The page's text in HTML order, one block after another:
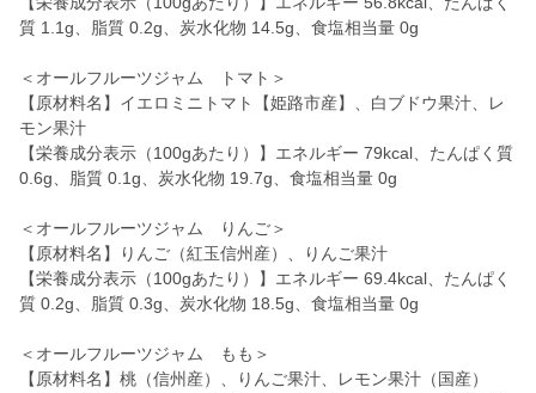
質 1.1g、脂質 0.2g、炭水化物 14.5g、食塩相当量 0g
＜オールフルーツジャム トマト＞
【原材料名】イエロミニトマト【姫路市産】、白ブドウ果汁、レ
モン果汁
【栄養成分表示（100gあたり）】エネルギー 79kcal、たんぱく質
0.6g、脂質 0.1g、炭水化物 19.7g、食塩相当量 0g
＜オールフルーツジャム りんご＞
【原材料名】りんご（紅玉信州産）、りんご果汁
【栄養成分表示（100gあたり）】エネルギー 69.4kcal、たんぱく
質 0.2g、脂質 0.3g、炭水化物 18.5g、食塩相当量 0g
＜オールフルーツジャム もも＞
【原材料名】桃（信州産）、りんご果汁、レモン果汁（国産）